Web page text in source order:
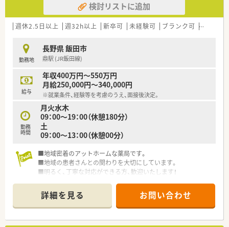
検討リストに追加
週休2.5日以上 週32h以上 新卒可 未経験可 ブランク可 車通勤可
勤務地
長野県 飯田市
鼎駅 (JR飯田線)
給与
年収400万円～550万円
月給250,000円～340,000円
※就業条件、経験等を考慮のうえ、面接後決定。
勤務
時間
月火水木
09：00～19：00（休憩180分）
土
09：00～13：00（休憩00分）
■地域密着のアットホームな薬局です。
■地域の患者さんとの関わりを大切にしています。
■明るく、丁寧な対応ができる方、歓迎いたします！
詳細を見る お問い合わせ